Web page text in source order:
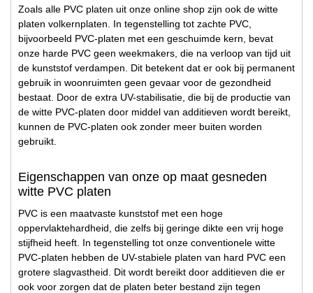
Zoals alle PVC platen uit onze online shop zijn ook de witte
platen volkernplaten. In tegenstelling tot zachte PVC,
bijvoorbeeld PVC-platen met een geschuimde kern, bevat
onze harde PVC geen weekmakers, die na verloop van tijd uit
de kunststof verdampen. Dit betekent dat er ook bij permanent
gebruik in woonruimten geen gevaar voor de gezondheid
bestaat. Door de extra UV-stabilisatie, die bij de productie van
de witte PVC-platen door middel van additieven wordt bereikt,
kunnen de PVC-platen ook zonder meer buiten worden
gebruikt.
Eigenschappen van onze op maat gesneden
witte PVC platen
PVC is een maatvaste kunststof met een hoge
oppervlaktehardheid, die zelfs bij geringe dikte een vrij hoge
stijfheid heeft. In tegenstelling tot onze conventionele witte
PVC-platen hebben de UV-stabiele platen van hard PVC een
grotere slagvastheid. Dit wordt bereikt door additieven die er
ook voor zorgen dat de platen beter bestand zijn tegen